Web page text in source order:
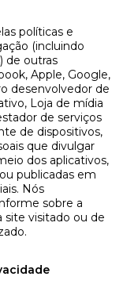
políticas e
(incluindo
de outras
Apple, Google,
desenvolvedor de
Loja de mídia
de serviços
de dispositivos,
que divulgar
dos aplicativos,
publicadas em
Nós
sobre a
site visitado ou de